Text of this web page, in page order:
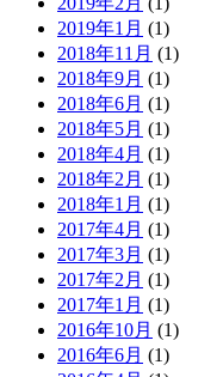
2019年1月 (1)
2018年11月 (1)
2018年9月 (1)
2018年6月 (1)
2018年5月 (1)
2018年4月 (1)
2018年2月 (1)
2018年1月 (1)
2017年4月 (1)
2017年3月 (1)
2017年2月 (1)
2017年1月 (1)
2016年10月 (1)
2016年6月 (1)